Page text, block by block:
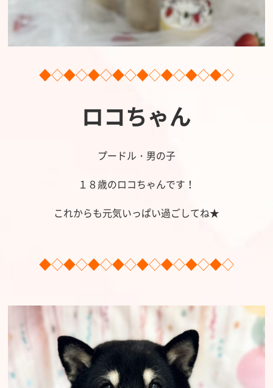
◆◇◆◇◆◇◆◇◆◇◆◇◆◇◆◇
ロコちゃん
プードル・男の子
１８歳のロコちゃんです！
これからも元気いっぱい過ごしてね★
◆◇◆◇◆◇◆◇◆◇◆◇◆◇◆◇